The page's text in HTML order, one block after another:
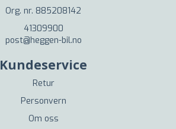
Org. nr. 885208142
41309900
post@heggen-bil.no
Kundeservice
Retur
Personvern
Om oss